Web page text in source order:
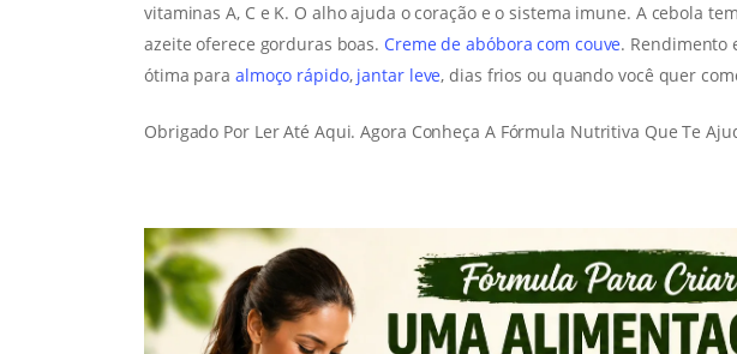
vitaminas A, C e K. O alho ajuda o coração e o sistema imune. A cebola
azeite oferece gorduras boas. Creme de abóbora com couve. Rendimento
ótima para almoço rápido, jantar leve, dias frios ou quando você quer
Obrigado Por Ler Até Aqui. Agora Conheça A Fórmula Nutritiva Que Te